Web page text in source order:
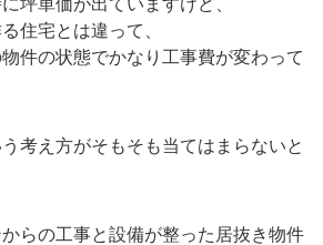
住宅とは違って、
件の状態でかなり工事費が変わって
考え方がそもそも当てはまらないと
らの工事と設備が整った居抜き物件